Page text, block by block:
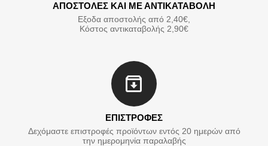
ΑΠΟΣΤΟΛΕΣ ΚΑΙ ΜΕ ΑΝΤΙΚΑΤΑΒΟΛΗ
Εξοδα αποστολής από 2,40€,
Κόστος αντικαταβολής 2,90€
ΕΠΙΣΤΡΟΦΕΣ
Δεχόμαστε επιστροφές προϊόντων εντός 20 ημερών από
την ημερομηνία παραλαβής